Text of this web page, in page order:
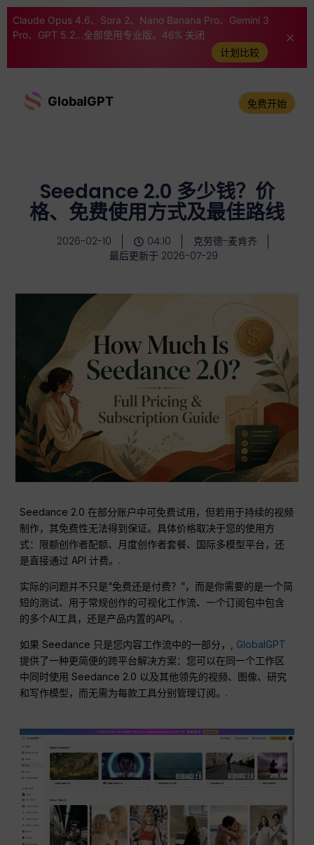
Claude Opus 4.6、Sora 2、Nano Banana Pro、Gemini 3
Pro、GPT 5.2...全部使用专业版。46% 关闭
计划比较
GlobalGPT 免费开始
Seedance 2.0 多少钱？价
格、免费使用方式及最佳路线
2026-02-10 04:10
克劳德-麦肯齐
最后更新于 2026-07-29
Seedance 2.0 在部分账户中可免费试用，但若用于持续的视频
制作，其免费性无法得到保证。具体价格取决于您的使用方
式：限额创作者配额、月度创作者套餐、国际多模型平台，还
是直接通过 API 计费。.
实际的问题并不只是“免费还是付费？”，而是你需要的是一个简
短的测试、用于常规创作的可视化工作流、一个订阅包中包含
的多个AI工具，还是产品内置的API。.
如果 Seedance 只是您内容工作流中的一部分，, GlobalGPT
提供了一种更简便的跨平台解决方案：您可以在同一个工作区
中同时使用 Seedance 2.0 以及其他领先的视频、图像、研究
和写作模型，而无需为每款工具分别管理订阅。.